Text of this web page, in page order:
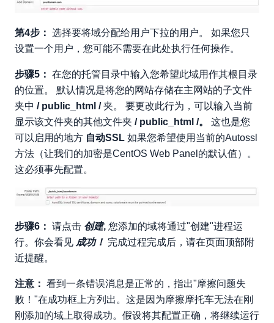
第4步： 选择要将域分配给用户下拉的用户。 如果您只
设置一个用户，您可能不需要在此处执行任何操作。
步骤5： 在您的托管目录中输入您希望此域用作其根目录
的位置。 默认情况是将您的网站存储在主网站的子文件
夹中 / public_html /夹。 要更改此行为，可以输入当前
显示该文件夹的其他文件夹 / public_html /。
这也是您
可以启用的地方 自动SSL 如果您希望使用当前的Autossl
方法（让我们的加密是CentOS Web Panel的默认值）。
这必须事先配置。
步骤6： 请点击 创建, 您添加的域将通过"创建"进程运
行。你会看见 成功！ 完成过程完成后，请在页面顶部附
近提醒。
注意： 看到一条错误消息是正常的，指出"摩擦问题失
败！"在成功框上方列出。这是因为摩擦摩托车无法在刚
刚添加的域上取得成功。假设将其配置正确，将继续运行